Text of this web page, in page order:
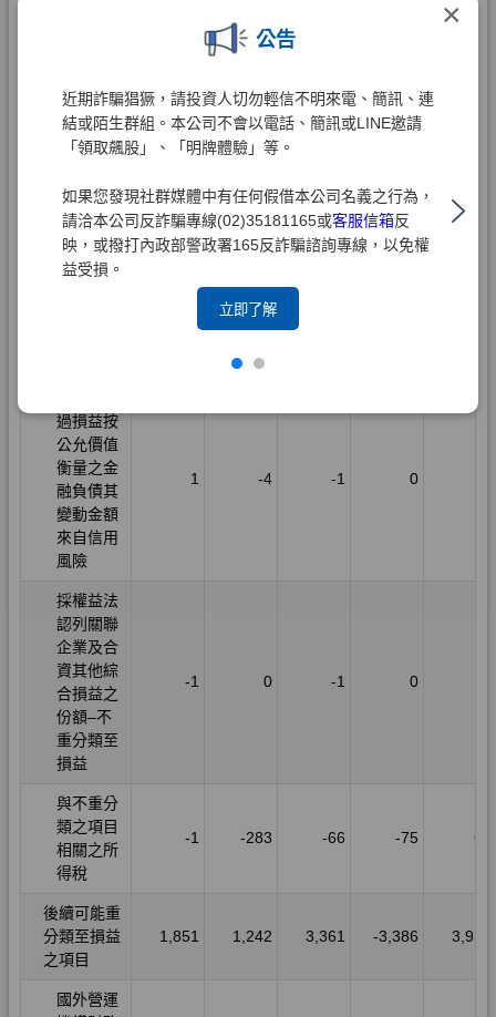
×
公告
近期詐騙猖獗，請投資人切勿輕信不明來電、簡訊、連
結或陌生群組。本公司不會以電話、簡訊或LINE邀請
「領取飆股」、「明牌體驗」等。
如果您發現社群媒體中有任何假借本公司名義之行為，
請洽本公司反詐騙專線(02)35181165或客服信箱反
映，或撥打內政部警政署165反詐騙諮詢專線，以免權
益受損。
立即了解